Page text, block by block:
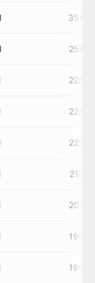
358K
250K
225K
225K
225K
210K
207K
195K
195K